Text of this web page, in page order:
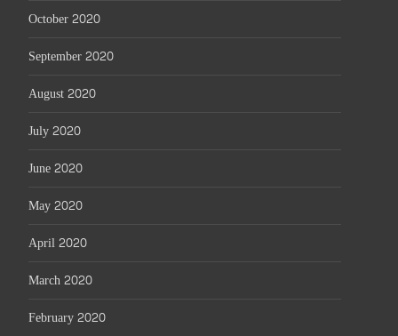
October 2020
September 2020
August 2020
July 2020
June 2020
May 2020
April 2020
March 2020
February 2020